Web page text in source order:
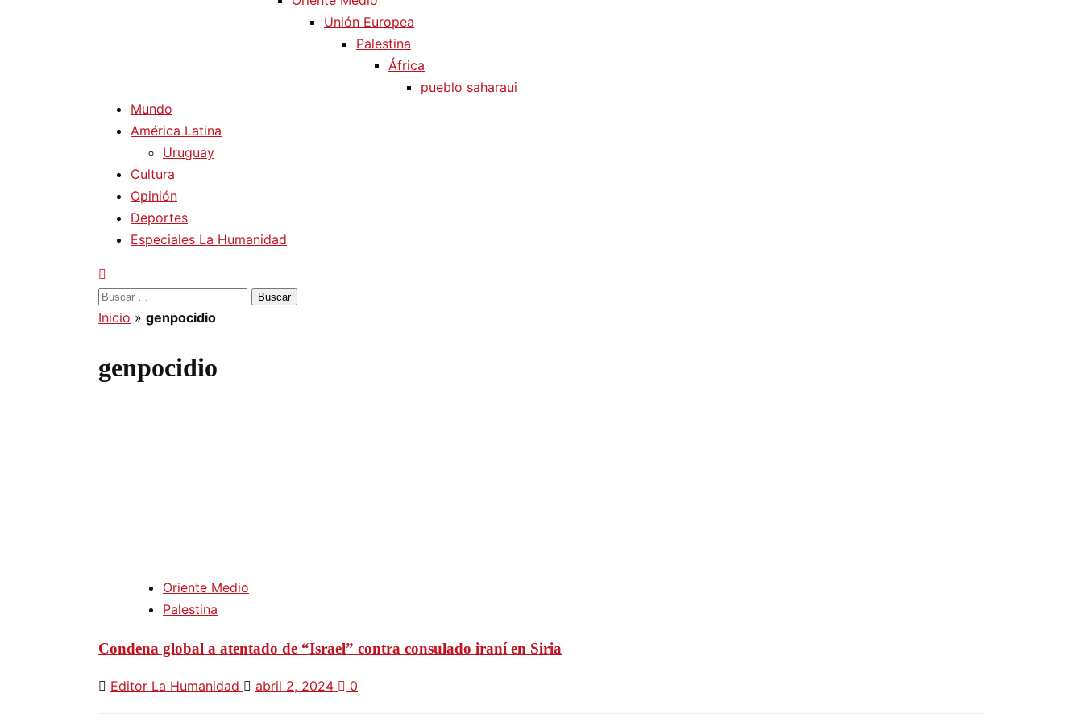
Unión Europea
Palestina
África
pueblo saharaui
Mundo
América Latina
Uruguay
Cultura
Opinión
Deportes
Especiales La Humanidad
Buscar:
Inicio » genpocidio
genpocidio
Oriente Medio
Palestina
Condena global a atentado de “Israel” contra consulado iraní en Siria
Editor La Humanidad abril 2, 2024 0